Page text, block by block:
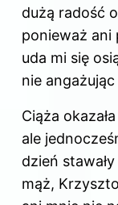
dużą radość
ponieważ ani
uda mi się
nie
Ciąża
ale
dzień
mąż,